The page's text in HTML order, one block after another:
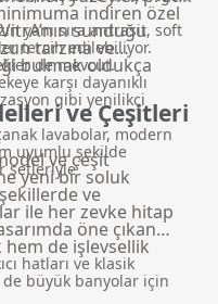
yanı sıra antrasit, soft
tercih edilebiliyor.
de mevcut.
karşı dayanıklı
gibi yenilikçi
lavabolar, modern
uyumlu şekilde
setleriyle
indiren özel
sunduğu
tarzına ve
bulmak oldukça
ve Çeşitleri
ve çeşit
yeni bir soluk
ve
ile her zevke hitap
öne çıkan
de işlevsellik
hatları ve klasik
büyük banyolar için